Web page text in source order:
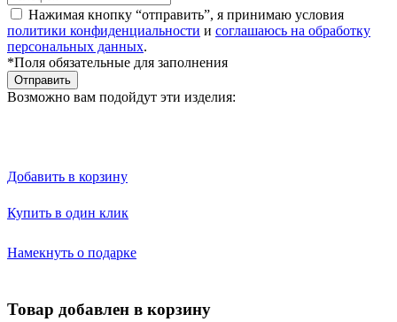
Нажимая кнопку “отправить”, я принимаю условия
политики конфиденциальности и соглашаюсь на обработку
персональных данных.
*Поля обязательные для заполнения
Отправить
Возможно вам подойдут эти изделия:
Добавить в корзину
Купить в один клик
Намекнуть о подарке
Товар добавлен в корзину